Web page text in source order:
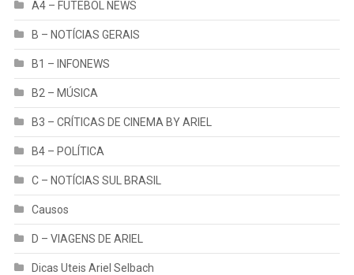
A4 – FUTEBOL NEWS
B – NOTÍCIAS GERAIS
B1 – INFONEWS
B2 – MÚSICA
B3 – CRÍTICAS DE CINEMA BY ARIEL
B4 – POLÍTICA
C – NOTÍCIAS SUL BRASIL
Causos
D – VIAGENS DE ARIEL
Dicas Uteis Ariel Selbach